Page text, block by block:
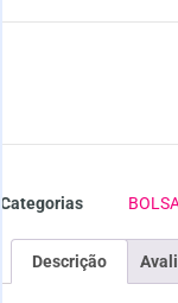
Categorias
Descrição